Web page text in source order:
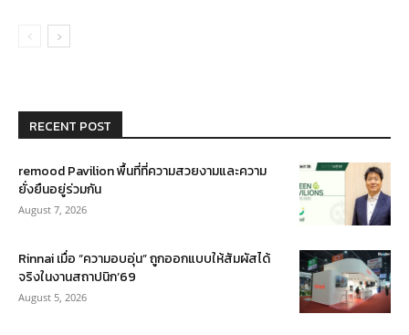
RECENT POST
remood Pavilion พื้นที่ที่ความสวยงามและความ
ยั่งยืนอยู่ร่วมกัน
August 7, 2026
Rinnai เมื่อ “ความอบอุ่น” ถูกออกแบบให้สัมผัสได้
จริงในงานสถาปนิก’69
August 5, 2026